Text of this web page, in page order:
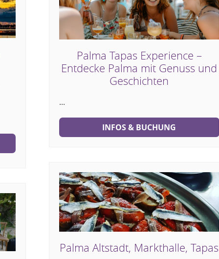
Palma Tapas Experience –
Entdecke Palma mit Genuss und
Geschichten
...
INFOS & BUCHUNG
Palma Altstadt, Markthalle, Tapas